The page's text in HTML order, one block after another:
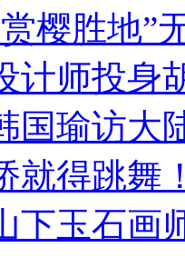
樱胜地”
计师投身
国瑜访大
就得跳舞
下玉石画